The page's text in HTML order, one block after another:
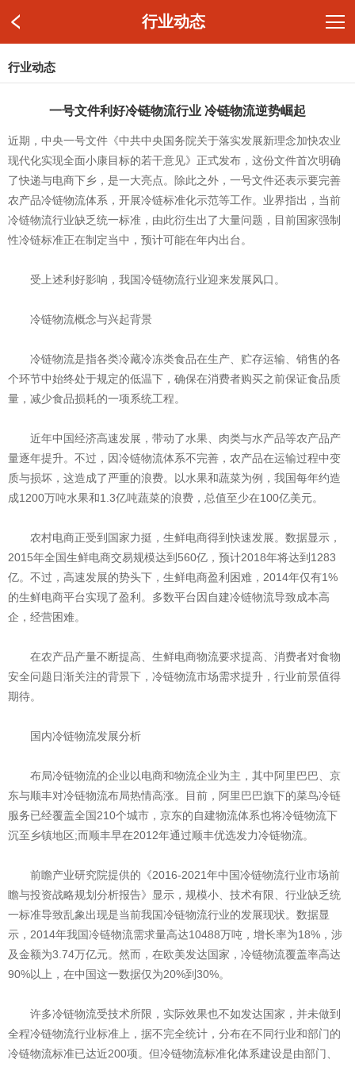
行业动态
行业动态
一号文件利好冷链物流行业 冷链物流逆势崛起
近期，中央一号文件《中共中央国务院关于落实发展新理念加快农业
现代化实现全面小康目标的若干意见》正式发布，这份文件首次明确
了快递与电商下乡，是一大亮点。除此之外，一号文件还表示要完善
农产品冷链物流体系，开展冷链标准化示范等工作。业界指出，当前
冷链物流行业缺乏统一标准，由此衍生出了大量问题，目前国家强制
性冷链标准正在制定当中，预计可能在年内出台。
受上述利好影响，我国冷链物流行业迎来发展风口。
冷链物流概念与兴起背景
冷链物流是指各类冷藏冷冻类食品在生产、贮存运输、销售的各
个环节中始终处于规定的低温下，确保在消费者购买之前保证食品质
量，减少食品损耗的一项系统工程。
近年中国经济高速发展，带动了水果、肉类与水产品等农产品产
量逐年提升。不过，因冷链物流体系不完善，农产品在运输过程中变
质与损坏，这造成了严重的浪费。以水果和蔬菜为例，我国每年约造
成1200万吨水果和1.3亿吨蔬菜的浪费，总值至少在100亿美元。
农村电商正受到国家力挺，生鲜电商得到快速发展。数据显示，
2015年全国生鲜电商交易规模达到560亿，预计2018年将达到1283
亿。不过，高速发展的势头下，生鲜电商盈利困难，2014年仅有1%
的生鲜电商平台实现了盈利。多数平台因自建冷链物流导致成本高
企，经营困难。
在农产品产量不断提高、生鲜电商物流要求提高、消费者对食物
安全问题日渐关注的背景下，冷链物流市场需求提升，行业前景值得
期待。
国内冷链物流发展分析
布局冷链物流的企业以电商和物流企业为主，其中阿里巴巴、京
东与顺丰对冷链物流布局热情高涨。目前，阿里巴巴旗下的菜鸟冷链
服务已经覆盖全国210个城市，京东的自建物流体系也将冷链物流下
沉至乡镇地区;而顺丰早在2012年通过顺丰优选发力冷链物流。
前瞻产业研究院提供的《2016-2021年中国冷链物流行业市场前
瞻与投资战略规划分析报告》显示，规模小、技术有限、行业缺乏统
一标准导致乱象出现是当前我国冷链物流行业的发展现状。数据显
示，2014年我国冷链物流需求量高达10488万吨，增长率为18%，涉
及金额为3.74万亿元。然而，在欧美发达国家，冷链物流覆盖率高达
90%以上，在中国这一数据仅为20%到30%。
许多冷链物流受技术所限，实际效果也不如发达国家，并未做到
全程冷链物流行业标准上，据不完全统计，分布在不同行业和部门的
冷链物流标准已达近200项。但冷链物流标准化体系建设是由部门、